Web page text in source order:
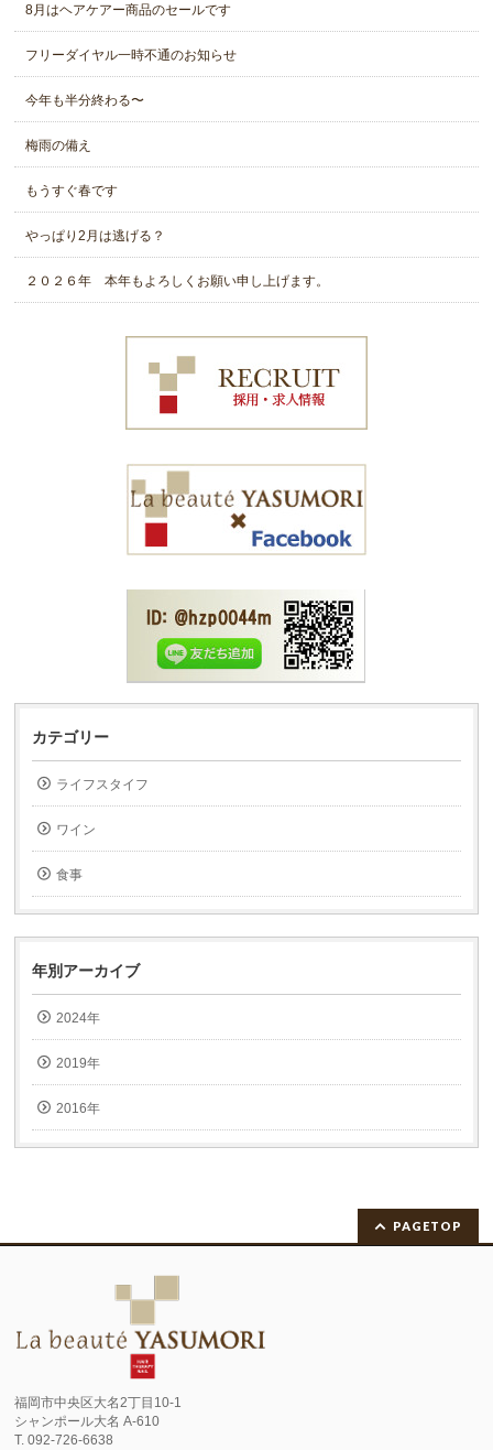
8月はヘアケアー商品のセールです
フリーダイヤル一時不通のお知らせ
今年も半分終わる〜
梅雨の備え
もうすぐ春です
やっぱり2月は逃げる？
２０２６年 本年もよろしくお願い申し上げます。
カテゴリー
ライフスタイフ
ワイン
食事
年別アーカイブ
2024年
2019年
2016年
PAGETOP
福岡市中央区大名2丁目10-1
シャンポール大名 A-610
T. 092-726-6638